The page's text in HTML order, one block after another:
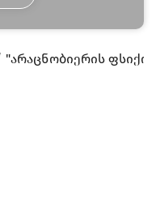
"არაცნობიერის